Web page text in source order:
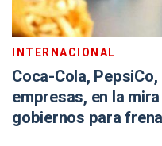
INTERNACIONAL
Coca-Cola,
empresas, en la
gobiernos para